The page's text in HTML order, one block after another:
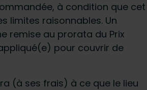
à condition que cet
limites raisonnables. Un
remise au prorata du Prix
pour couvrir de
(à ses frais) à ce que le lieu